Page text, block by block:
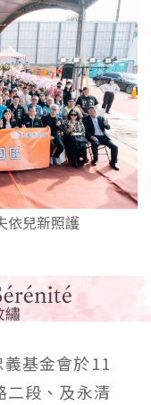
依兒新照護
義基金會於11
二段、及永清